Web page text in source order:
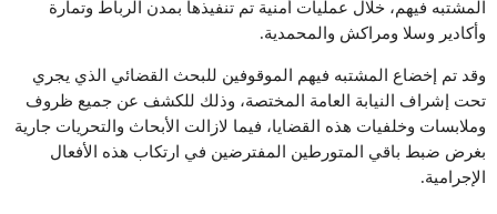
المشتبه فيهم، خلال عمليات أمنية تم تنفيذها بمدن الرباط وتمارة
وأكادير وسلا ومراكش والمحمدية.
وقد تم إخضاع المشتبه فيهم الموقوفين للبحث القضائي الذي يجري
تحت إشراف النيابة العامة المختصة، وذلك للكشف عن جميع ظروف
وملابسات وخلفيات هذه القضايا، فيما لازالت الأبحاث والتحريات جارية
بغرض ضبط باقي المتورطين المفترضين في ارتكاب هذه الأفعال
الإجرامية.